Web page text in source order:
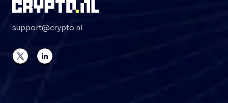
support@crypto.nl